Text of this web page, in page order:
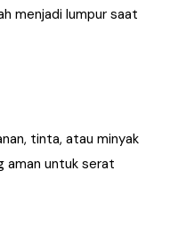
menjadi lumpur saat
tinta, atau minyak
aman untuk serat